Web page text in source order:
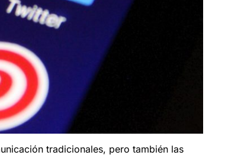
tradicionales, pero también las